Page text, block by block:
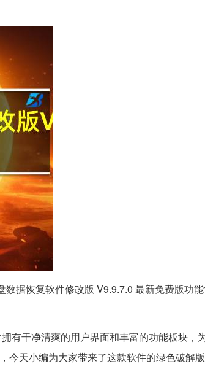
据恢复软件修改版 V9.9.7.0 最新免费版功
有干净清爽的用户界面和丰富的功能板块，
今天小编为大家带来了这款软件的绿色破解